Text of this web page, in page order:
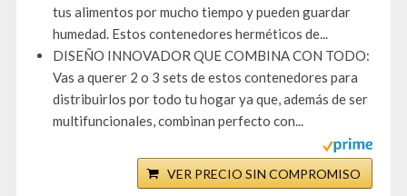
tus alimentos por mucho tiempo y pueden guardar
humedad. Estos contenedores herméticos de...
DISEÑO INNOVADOR QUE COMBINA CON TODO:
Vas a querer 2 o 3 sets de estos contenedores para
distribuirlos por todo tu hogar ya que, además de ser
multifuncionales, combinan perfecto con...
VER PRECIO SIN COMPROMISO